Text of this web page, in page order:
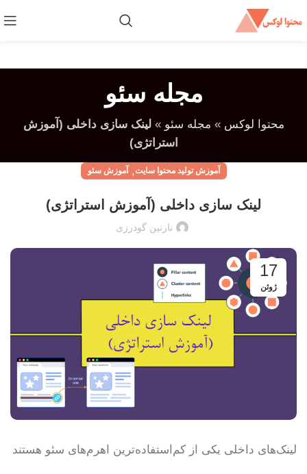
مجله سئو
محتوا لوکس » مجله سئو »لینک سازی داخلی (آموزش
استراتژی)
آموزش تولید محتوا سایت,آموزش سئو
لینک سازی داخلی (آموزش استراتژی)
نازنین گودرزی
17
ژوئن
لینک‌های داخلی یکی از کم‌استفاده‌ترین اهرم‌های سئو هستند